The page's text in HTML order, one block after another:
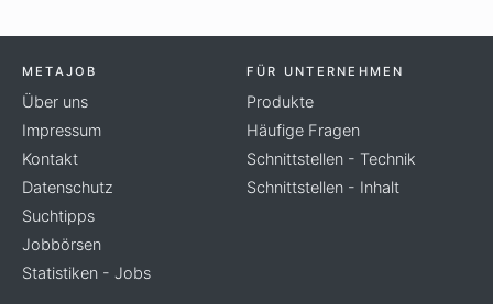
METAJOB
Über uns
Impressum
Kontakt
Datenschutz
Suchtipps
Jobbörsen
Statistiken - Jobs
FÜR UNTERNEHMEN
Produkte
Häufige Fragen
Schnittstellen - Technik
Schnittstellen - Inhalt